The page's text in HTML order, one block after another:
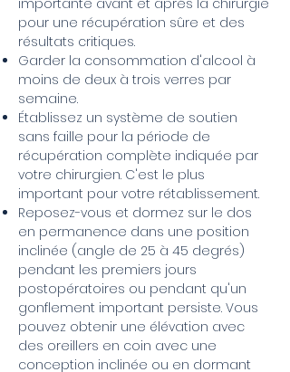
importante avant et après la chirurgie
pour une récupération sûre et des
résultats critiques.
Garder la consommation d'alcool à
moins de deux à trois verres par
semaine.
Établissez un système de soutien
sans faille pour la période de
récupération complète indiquée par
votre chirurgien. C'est le plus
important pour votre rétablissement.
Reposez-vous et dormez sur le dos
en permanence dans une position
inclinée (angle de 25 à 45 degrés)
pendant les premiers jours
postopératoires ou pendant qu'un
gonflement important persiste. Vous
pouvez obtenir une élévation avec
des oreillers en coin avec une
conception inclinée ou en dormant